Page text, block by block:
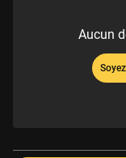
Aucun